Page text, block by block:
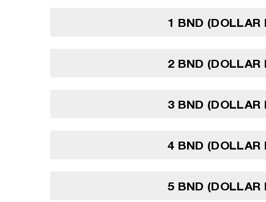
1 BND (DOLLAR
2 BND (DOLLAR
3 BND (DOLLAR
4 BND (DOLLAR
5 BND (DOLLAR